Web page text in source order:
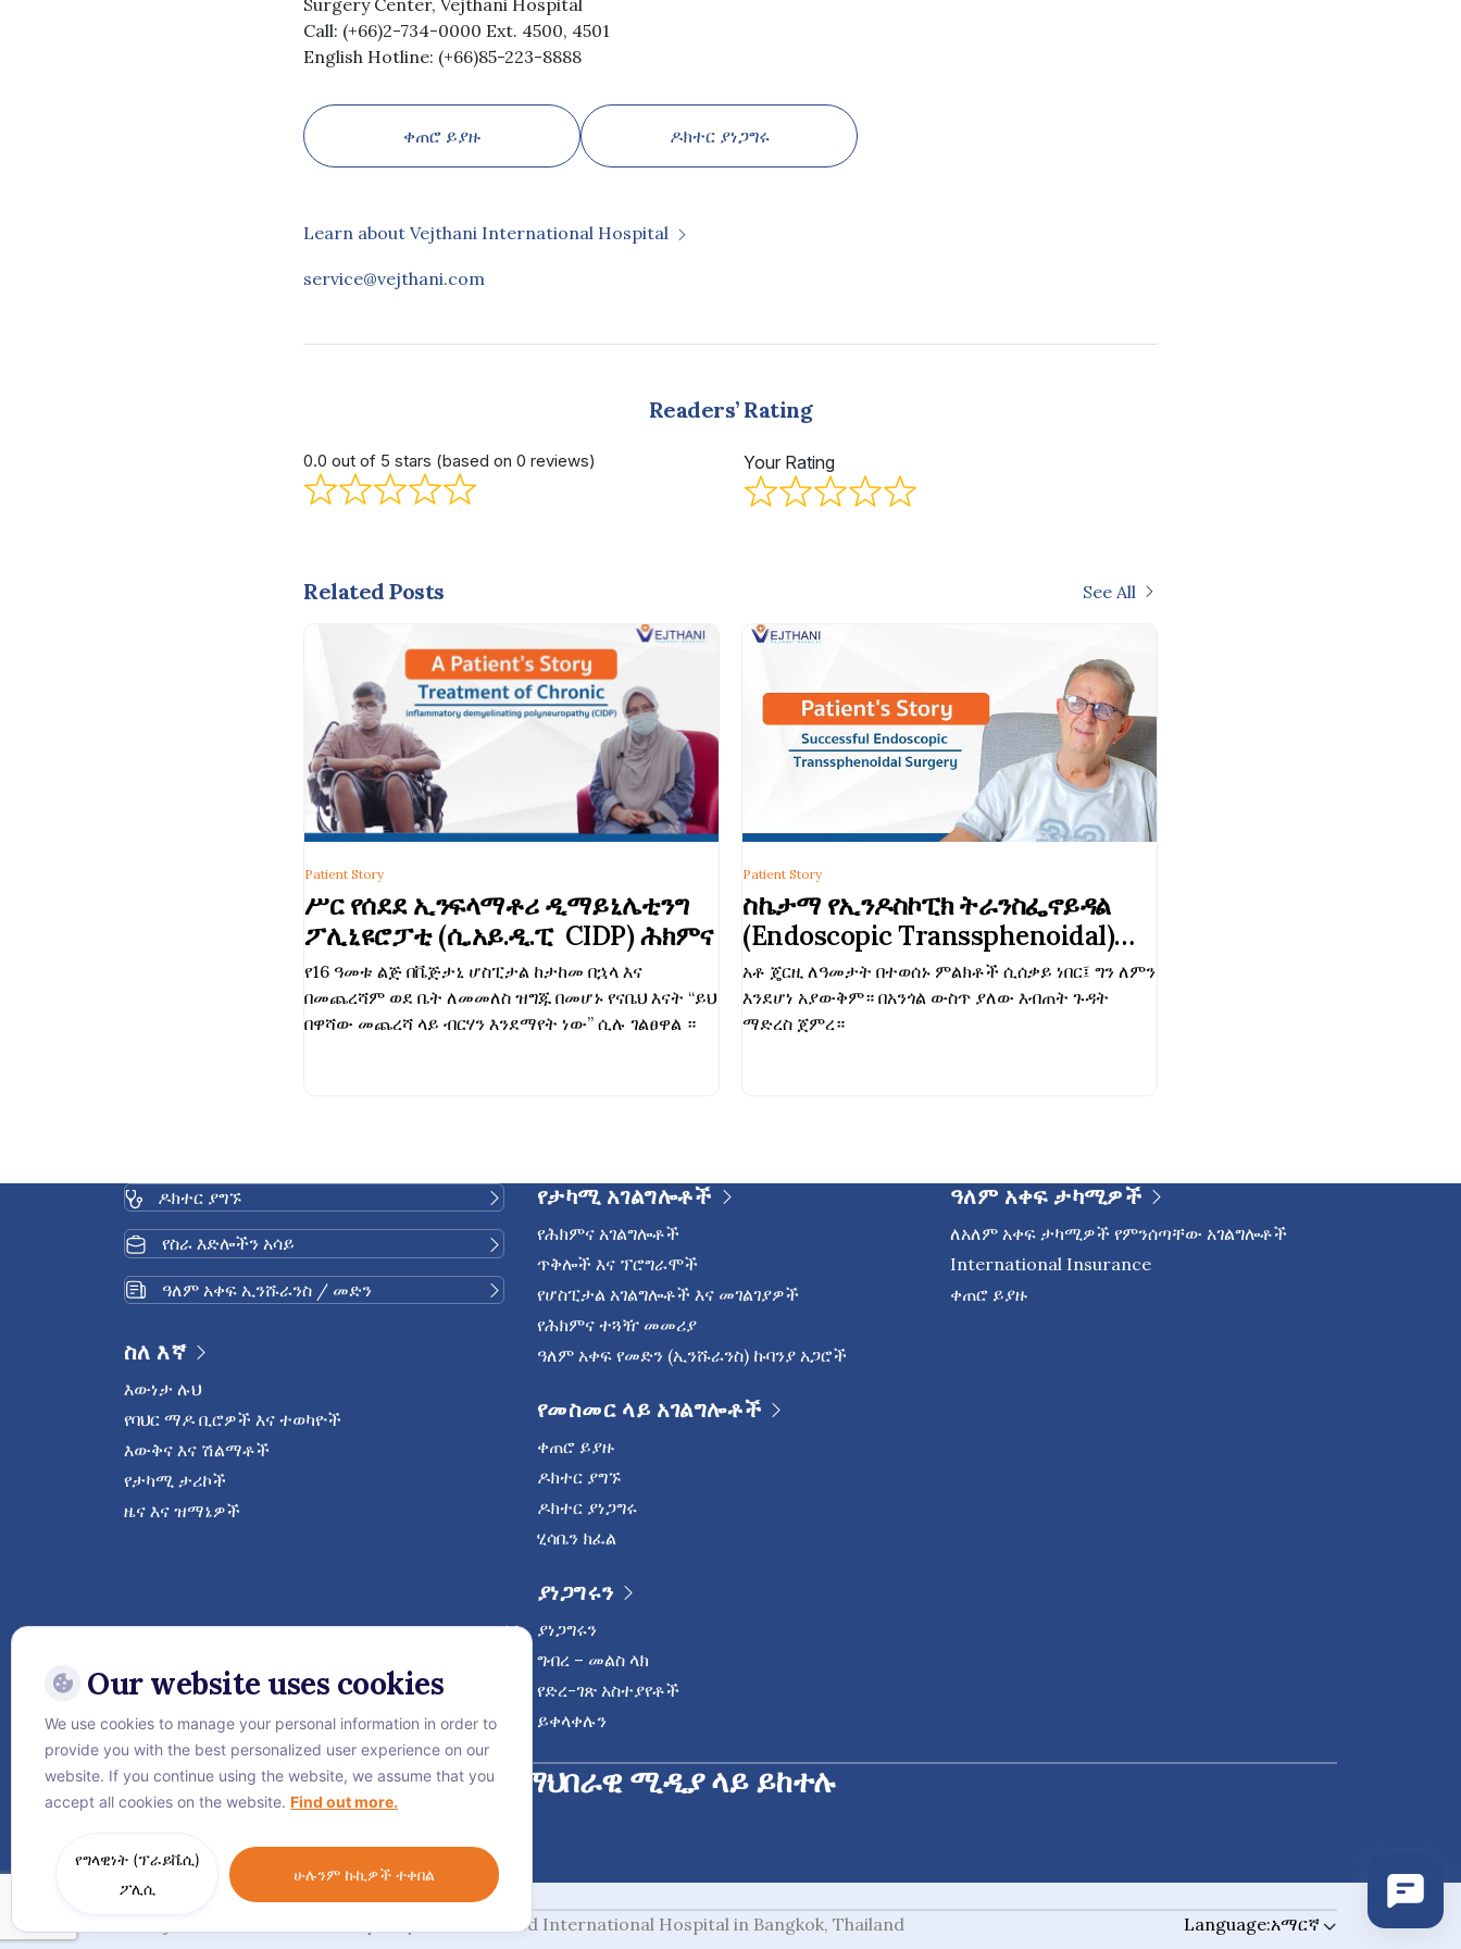
Surgery Center, Vejthani Hospital
Call: (+66)2-734-0000 Ext. 4500, 4501
English Hotline: (+66)85-223-8888
ቀጠሮ ይያዙ ዶክተር ያነጋግሩ
Learn about Vejthani International Hospital
service@vejthani.com
Readers’ Rating
0.0 out of 5 stars (based on 0 reviews) Your Rating
Related Posts See All
ሥር የሰደደ ኢንፍላማቶሪ ዲማይኒሌቲንግ
ፖሊኒዩሮፓቲ (ሲ.አይ.ዲ.ፒ CIDP) ሕክምና
የ16 ዓመቱ ልጅ በቬጅታኒ ሆስፒታል ከታከመ በኋላ እና
በመጨረሻም ወደ ቤት ለመመለስ ዝግጁ በመሆኑ የናቤህ እናት “ይህ
በዋሻው መጨረሻ ላይ ብርሃን እንደማየት ነው” ሲሉ ገልፀዋል ።
Patient Story
ስኬታማ የኢንዶስኮፒክ ትራንስፌኖይዳል
(Endoscopic Transsphenoidal)
ቀዶ ጥገና
አቶ ጄርዚ ለዓመታት በተወሰኑ ምልክቶች ሲሰቃይ ነበር፤ ግን ለምን
እንደሆነ አያውቅም። በአንጎል ውስጥ ያለው እብጠት ጉዳት
ማድረስ ጀምረ።
Patient Story
ዶክተር ያግኙ
የስራ እድሎችን አሳይ
ዓለም አቀፍ ኢንሹራንስ / መድን
ስለ እኛ
እውነታ ሉህ
የባህር ማዶ ቢሮዎች እና ተወካዮች
እውቅና እና ሽልማቶች
የታካሚ ታሪኮች
ዜና እና ዝማኔዎች
የታካሚ አገልግሎቶች
የሕክምና አገልግሎቶች
ጥቅሎች እና ፕሮግራሞች
የሆስፒታል አገልግሎቶች እና መገልገያዎች
የሕክምና ተጓዥ መመሪያ
ዓለም አቀፍ የመድን (ኢንሹራንስ) ኩባንያ አጋሮች
የመስመር ላይ አገልግሎቶች
ቀጠሮ ይያዙ
ዶክተር ያግኙ
ዶክተር ያነጋግሩ
ሂሳቤን ክፈል
ያነጋግሩን
ያነጋግሩን
ግብረ – መልስ ላክ
የድረ-ገጽ አስተያየቶች
ይቀላቀሉን
ዓለም አቀፍ ታካሚዎች
ለአለም አቀፍ ታካሚዎች የምንሰጣቸው አገልግሎቶች
International Insurance
ቀጠሮ ይያዙ
ቬጅታኒ ኢንተርናሽናል ሆስፒታልን በማህበራዊ ሚዲያ ላይ ይከተሉ
የድረ-ገጽ ካርታ የግላዊነት (ፕራይቬሲ) ፖሊሲ
የኩኪ ፖሊሲ
© Vejthani International Hospital | JCI Accredited International Hospital in Bangkok, Thailand
Language:አማርኛ
Our website uses cookies
We use cookies to manage your personal information in order to
provide you with the best personalized user experience on our
website. If you continue using the website, we assume that you
accept all cookies on the website. Find out more.
ሁሉንም ኩኪዎች ተቀበል
የግላዊነት (ፕራይቬሲ)
ፖሊሲ